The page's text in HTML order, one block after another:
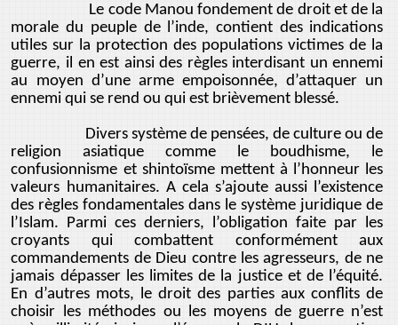
Le code Manou fondement de droit et de la
morale du peuple de l’inde, contient des indications
utiles sur la protection des populations victimes de la
guerre, il en est ainsi des règles interdisant un ennemi
au moyen d’une arme empoisonnée, d’attaquer un
ennemi qui se rend ou qui est brièvement blessé.
Divers système de pensées, de culture ou de
religion asiatique comme le boudhisme, le
confusionnisme et shintoïsme mettent à l’honneur les
valeurs humanitaires. A cela s’ajoute aussi l’existence
des règles fondamentales dans le système juridique de
l’Islam. Parmi ces derniers, l’obligation faite par les
croyants qui combattent conformément aux
commandements de Dieu contre les agresseurs, de ne
jamais dépasser les limites de la justice et de l’équité.
En d’autres mots, le droit des parties aux conflits de
choisir les méthodes ou les moyens de guerre n’est